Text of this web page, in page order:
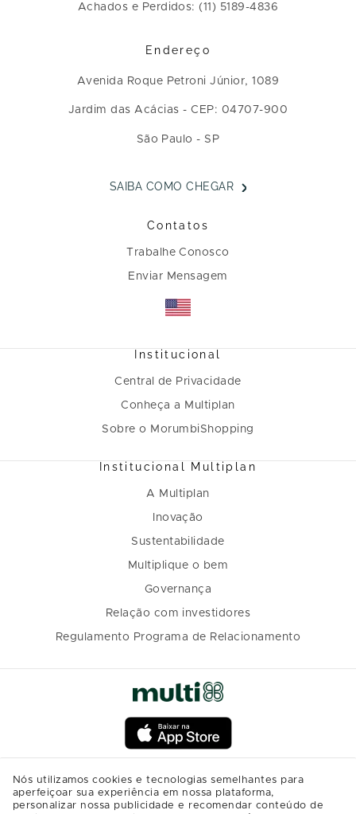
Achados e Perdidos: (11) 5189-4836
Endereço
Avenida Roque Petroni Júnior, 1089
Jardim das Acácias - CEP: 04707-900
São Paulo - SP
SAIBA COMO CHEGAR
Contatos
Trabalhe Conosco
Enviar Mensagem
Institucional
Central de Privacidade
Conheça a Multiplan
Sobre o MorumbiShopping
Institucional Multiplan
A Multiplan
Inovação
Sustentabilidade
Multiplique o bem
Governança
Relação com investidores
Regulamento Programa de Relacionamento
Nós utilizamos cookies e tecnologias semelhantes para
aperfeiçoar sua experiência em nossa plataforma,
personalizar nossa publicidade e recomendar conteúdo de